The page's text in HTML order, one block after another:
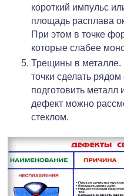
короткий импульс
площадь расплава
При этом в точке
которые слабее
Трещины в металле.
точки сделать
подготовить металл
дефект можно
стеклом.